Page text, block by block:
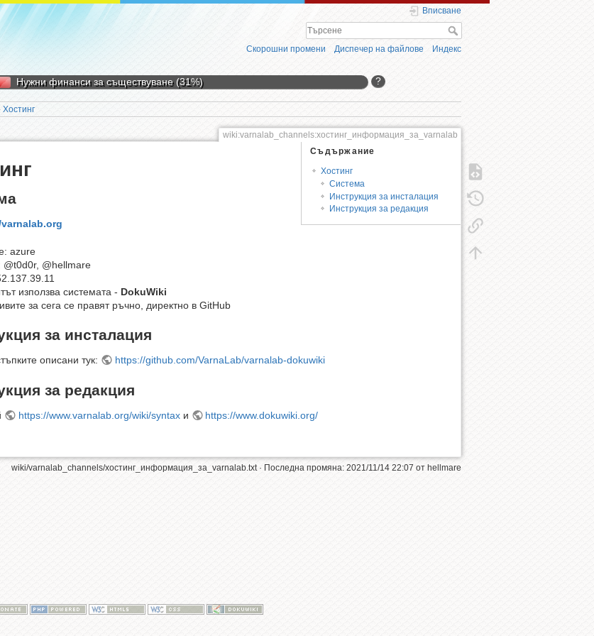
Вписване
Скорошни промени Диспечер на файлове Индекс
Нужни финанси за съществуване (31%) ?
Хостинг
wiki:varnalab_channels:хостинг_информация_за_varnalab
Съдържание
Хостинг
Система
Инструкция за инсталация
Инструкция за редакция
azure
@t0d0r, @hellmare
използва системата - DokuWiki
за сега се правят ръчно, директно в GitHub
за инсталация
описани тук: https://github.com/VarnaLab/varnalab-dokuwiki
за редакция
https://www.varnalab.org/wiki/syntaxи https://www.dokuwiki.org/
wiki/varnalab_channels/хостинг_информация_за_varnalab.txt · Последна промяна: 2021/11/14 22:07 от hellmare